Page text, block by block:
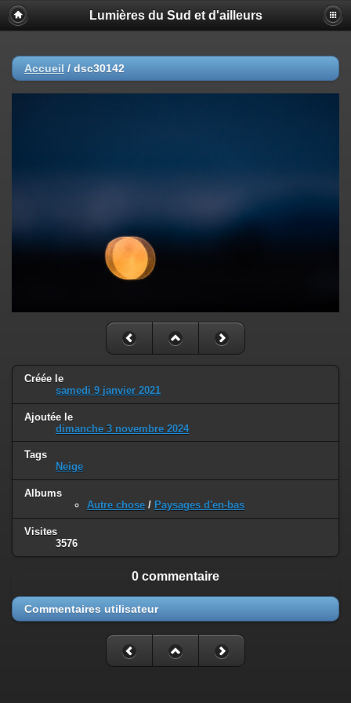
Lumières du Sud et d'ailleurs
Accueil / dsc30142
Créée le
samedi 9 janvier 2021
Ajoutée le
dimanche 3 novembre 2024
Tags
Neige
Albums
Autre chose / Paysages d'en-bas
Visites
3576
0 commentaire
Commentaires utilisateur